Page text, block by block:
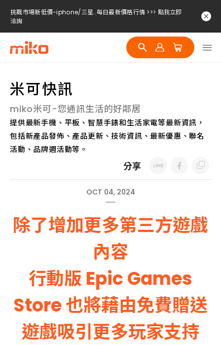
挑戰市場新低價-iphone/三星..每日最新價格行情 >>> 點我立即
洽詢
挑戰市場新低價-iphone/三星..每日最新價格行情 >>> 點我立即
洽詢
挑戰市場新低價-iphone/三星..每日最新價格行情 >>> 點我立即
米可快訊
miko米可-您通訊生活的好鄰居
提供最新手機、平板、智慧手錶和生活家電等最新資訊，
包括新產品發佈、產品更新、技術資訊、最新優惠、聯名
活動、品牌週活動等。
分享
OCT 04, 2024
除了增加更多第三方遊戲
內容
行動版 Epic Games
Store 也將藉由免費贈送
遊戲吸引更多玩家支持